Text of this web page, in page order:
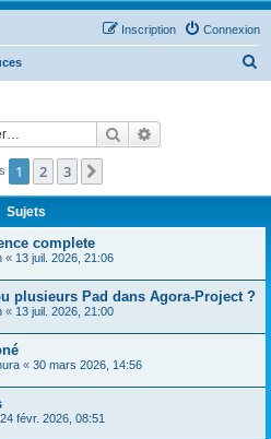
Connexion
Inscription
Rechercher
1 2 3
Sujets
complete
« 13 juil. 2026, 21:06
plusieurs Pad dans Agora-Project ?
« 13 juil. 2026, 21:00
« 30 mars 2026, 14:56
24 févr. 2026, 08:51